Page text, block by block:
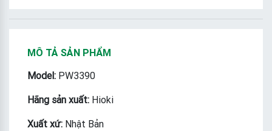
MÔ TẢ SẢN PHẨM
Model: PW3390
Hãng sản xuất: Hioki
Xuất xứ: Nhật Bản